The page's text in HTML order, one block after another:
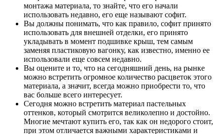
монтажа материала, то знайте, что его начали
использовать недавно, его еще называют софит.
Вы должны понимать, что как правило, софит принято
использовать для внешней отделки, его принято
укладывать в момент подшивке крыш, тем самым
заменяя пластиковую вагонку, как известно, именно ее
использовали еще совсем недавно.
Вы оцените и то, что на сегодняшний день, на рынке
можно встретить огромное количество расцветок этого
материала, а значит, всегда можно приобрести то, что
вас больше всего интересует.
Сегодня можно встретить материал пастельных
оттенков, который смотрится великолепно и достойно.
Многие мечтают купить его, так как он недорого стоит,
при этом отличается важными характеристиками и